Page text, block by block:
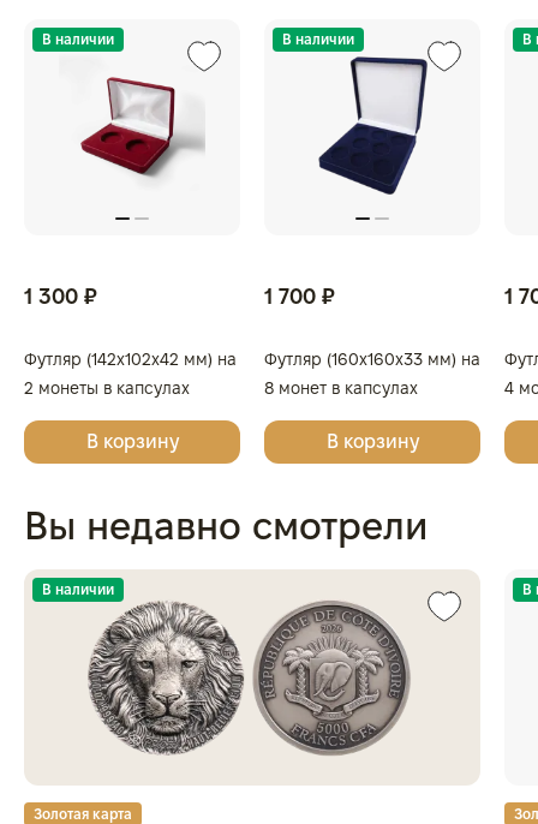
В наличии
1 300 ₽
Футляр (142x102x42 мм) на
2 монеты в капсулах
(диаметр 46 мм), светло-
бордовыйВ корзину
В наличии
1 700 ₽
Футляр (160x160x33 мм) на
8 монет в капсулах
(диаметр 46 мм), светло-
бордовыйВ корзину
В
1
4
Вы недавно смотрели
В наличии
Золотая карта
В